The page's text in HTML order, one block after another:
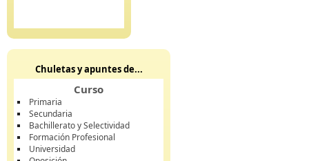
Chuletas y apuntes de...
Curso
Primaria
Secundaria
Bachillerato y Selectividad
Formación Profesional
Universidad